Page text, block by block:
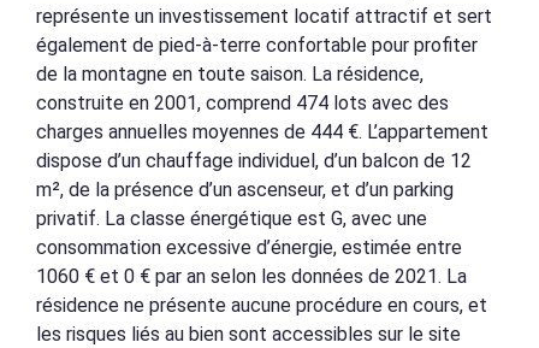
représente un investissement locatif attractif et sert
également de pied-à-terre confortable pour profiter
de la montagne en toute saison. La résidence,
construite en 2001, comprend 474 lots avec des
charges annuelles moyennes de 444 €. L’appartement
dispose d’un chauffage individuel, d’un balcon de 12
m², de la présence d’un ascenseur, et d’un parking
privatif. La classe énergétique est G, avec une
consommation excessive d’énergie, estimée entre
1060 € et 0 € par an selon les données de 2021. La
résidence ne présente aucune procédure en cours, et
les risques liés au bien sont accessibles sur le site